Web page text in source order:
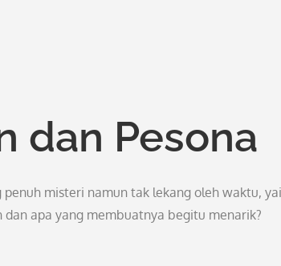
dan Pesona
misteri namun tak lekang oleh waktu,
dan apa yang membuatnya begitu menarik?